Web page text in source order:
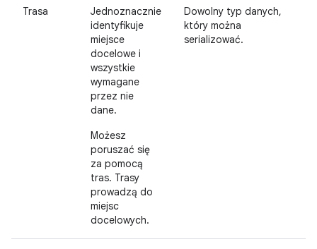
Trasa
Jednoznacznie
identyfikuje
miejsce
docelowe i
wszystkie
wymagane
przez nie
dane.
Możesz
poruszać się
za pomocą
tras. Trasy
prowadzą do
miejsc
docelowych.
Dowolny typ danych,
który można
serializować.